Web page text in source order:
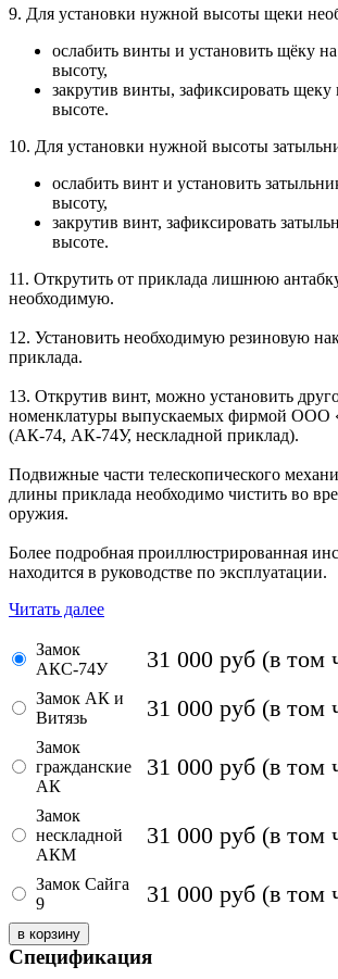
9. Для установки нужной высоты щеки
ослабить винты и установить щёку
высоту,
закрутив винты, зафиксировать
высоте.
10. Для установки нужной высоты
ослабить винт и установить
высоту,
закрутив винт, зафиксировать
высоте.
11. Открутить от приклада лишнюю
необходимую.
12. Установить необходимую резиновую
приклада.
13. Открутив винт, можно установить
номенклатуры выпускаемых фирмой ООО
(АК-74, АК-74У, нескладной приклад).
Подвижные части телескопического
длины приклада необходимо чистить во
оружия.
Более подробная проиллюстрированная
находится в руководстве по эксплуатации.
Читать далее
Замок
АКС-74У
31 000 руб (в том
Замок АК и
Витязь
31 000 руб (в том
Замок
гражданские
АК
31 000 руб (в том
Замок
нескладной
АКМ
31 000 руб (в том
Замок Сайга
9
31 000 руб (в том
Спецификация